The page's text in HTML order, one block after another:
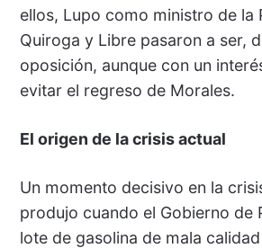
ellos, Lupo como ministro de la
Quiroga y Libre pasaron a ser,
oposición, aunque con un
evitar el regreso de Morales.
El origen de la crisis actual
Un momento decisivo en la
produjo cuando el Gobierno de
lote de gasolina de mala